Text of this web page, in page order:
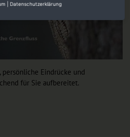
persönliche Eindrücke und
für Sie aufbereitet.
Datenschutzerklärung